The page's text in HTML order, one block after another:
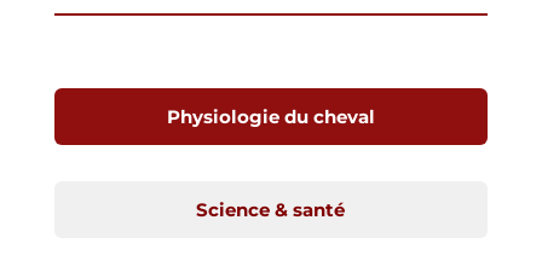
Physiologie du cheval
Science & santé